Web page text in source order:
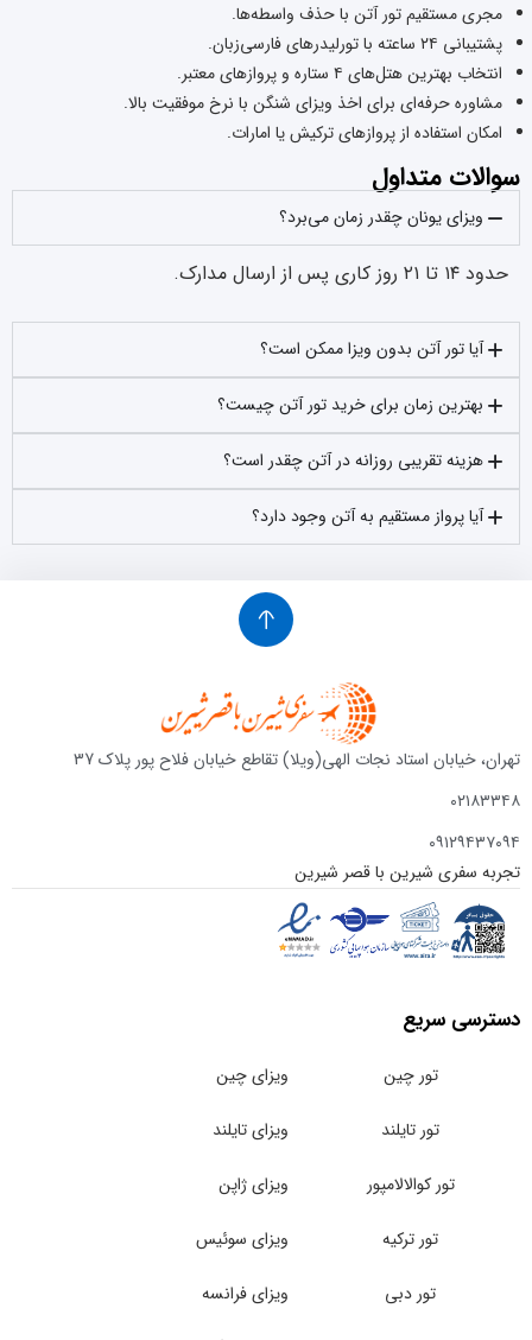
مجری مستقیم تور آتن با حذف واسطه‌ها.
پشتیبانی ۲۴ ساعته با تورلیدرهای فارسی‌زبان.
انتخاب بهترین هتل‌های ۴ ستاره و پروازهای معتبر.
مشاوره حرفه‌ای برای اخذ ویزای شنگن با نرخ موفقیت بالا.
امکان استفاده از پروازهای ترکیش یا امارات.
سوالات متداول
ویزای یونان چقدر زمان می‌برد؟
حدود ۱۴ تا ۲۱ روز کاری پس از ارسال مدارک.
آیا تور آتن بدون ویزا ممکن است؟
بهترین زمان برای خرید تور آتن چیست؟
هزینه تقریبی روزانه در آتن چقدر است؟
آیا پرواز مستقیم به آتن وجود دارد؟
تهران، خیابان استاد نجات الهی(ویلا) تقاطع خیابان فلاح پور پلاک 37
۰۲۱۸۳۳۴۸
۰۹۱۲۹۴۳۷۰۹۴
تجربه سفری شیرین با قصر شیرین
دسترسی سریع
تور چین
تور تایلند
تور کوالالامپور
تور ترکیه
تور دبی
ویزای چین
ویزای تایلند
ویزای ژاپن
ویزای سوئیس
ویزای فرانسه